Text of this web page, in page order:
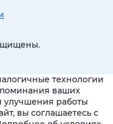
технологии
ваших
улучшения работы
вы соглашаетесь с